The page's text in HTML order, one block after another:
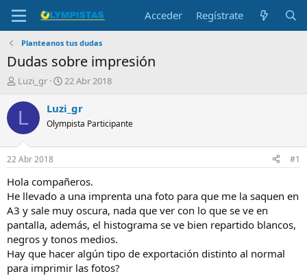
Acceder Regístrate
Planteanos tus dudas
Dudas sobre impresión
I
i
a
d
o
r
e
l
t
e
m
a
Luzi_gr
F
c
h
a
i
n
c
i
o
22 Abr 2018
L Luzi_gr
Olympista Participante
22 Abr 2018 #1
Hola compañeros.
He llevado a una imprenta una foto para que me la saquen en
A3 y sale muy oscura, nada que ver con lo que se ve en
pantalla, además, el histograma se ve bien repartido blancos,
negros y tonos medios.
Hay que hacer algún tipo de exportación distinto al normal
para imprimir las fotos?